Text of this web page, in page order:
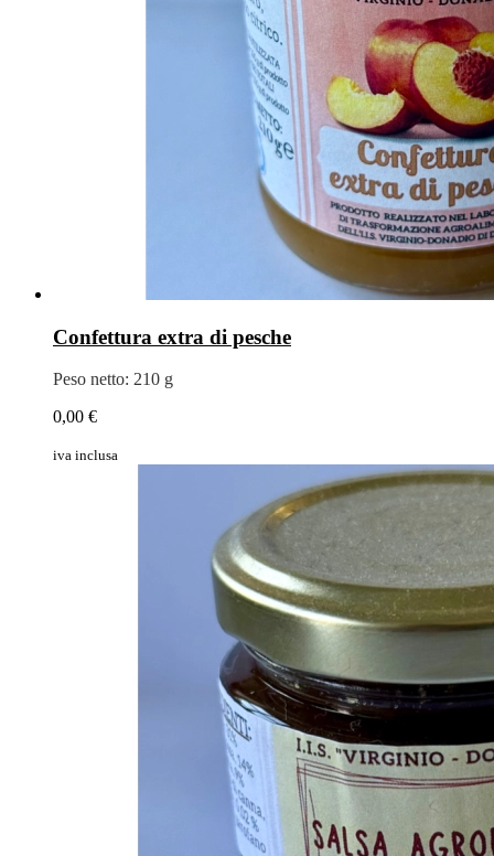
Confettura extra di pesche
Peso netto: 210 g
0,00 €
iva inclusa